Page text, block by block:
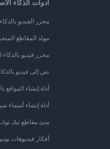
أدوات الذكاء
محرر الفيديو
مولد المقاطع
محرر فيديو
نص إلى فيديو
أداة إنشاء المواقع
أداة إنشاء أسماء
منئ مقاطع تيك توك
أفكار فيديوهات